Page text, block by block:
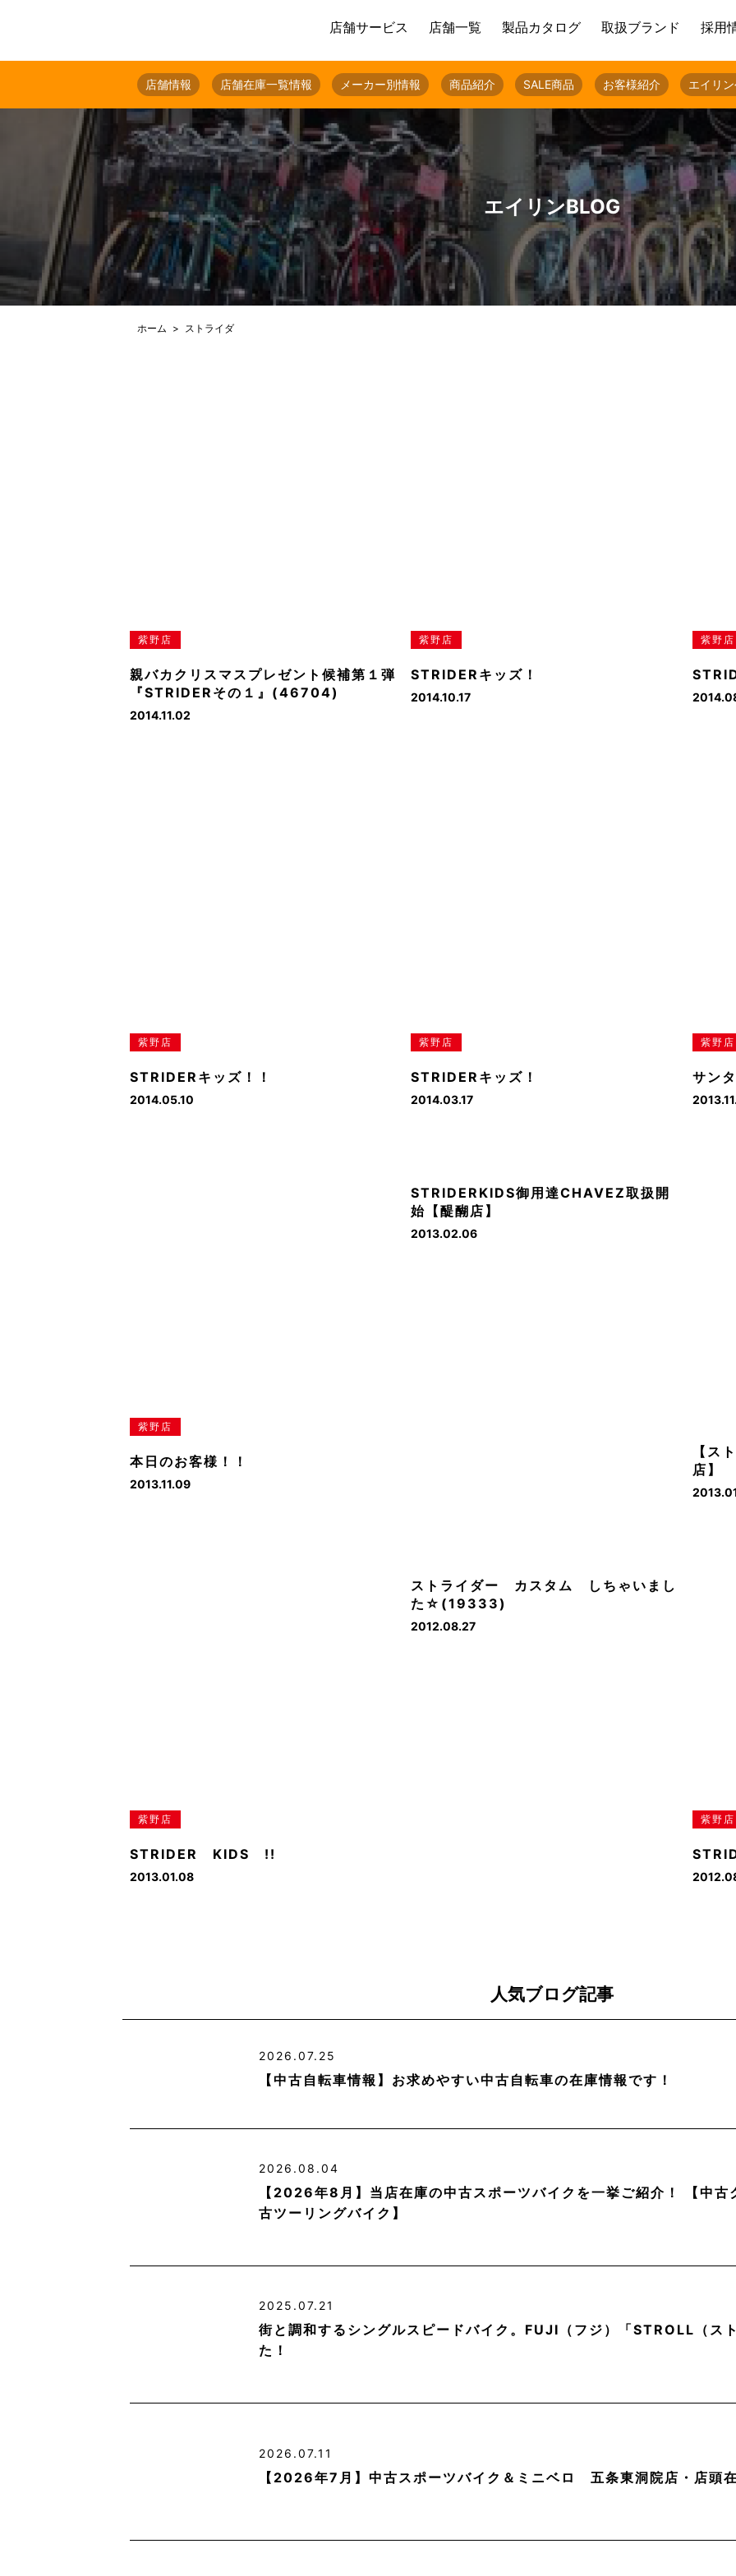
店舗サービス 店舗一覧 製品カタログ 取扱ブランド 採用
店舗情報 店舗在庫一覧情報 メーカー別情報 商品紹介 SALE商品 お客様紹介 エイリ
エイリンBLOG
ホーム ストライダ
紫野店
親バカクリスマスプレゼント候補第１弾
『STRIDERその１』(46704)
2014.11.02
紫野店
STRIDERキッズ！
2014.10.17
紫野店
紫野店
STRIDERキッズ！！
2014.05.10
紫野店
STRIDERキッズ！
2014.03.17
紫野店
サン
紫野店
本日のお客様！！
2013.11.09
STRIDERKIDS御用達CHAVEZ取扱開
始【醍醐店】
2013.02.06
【ス
店】
紫野店
STRIDER KIDS !!
2013.01.08
ストライダー カスタム しちゃいまし
た☆(19333)
2012.08.27
紫野店
人気ブログ記事
2026.07.25
【中古自転車情報】お求めやすい中古自転車の在庫情報です！
2026.08.04
【2026年8月】当店在庫の中古スポーツバイクを一挙ご紹介！ 【中
古ツーリングバイク】
2025.07.21
街と調和するシングルスピードバイク。FUJI（フジ）「STROLL（ス
た！
2026.07.11
【2026年7月】中古スポーツバイク＆ミニベロ 五条東洞院店・店頭